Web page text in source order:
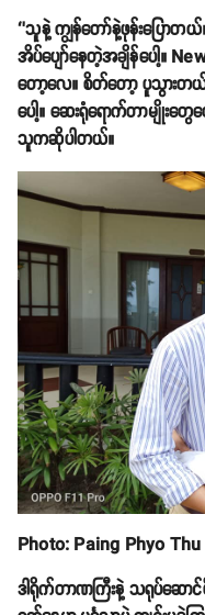
‘’သူနဲ့ ကျွန်တော်နဲ့ဖုန်းပြောတ
အိပ်ပျော်နေတဲ့အချိန်ပေါ့။
တော့လေ။ စိတ်တော့ ပူသွားတ
ပေါ့။ ဆေးရုံရောက်တာမျိုးတွေ
သူကဆိုပါတယ်။
Photo: Paing Phyo Thu
ဒါရိုက်တာဏကြီးနဲ့ သရုပ်ဆော